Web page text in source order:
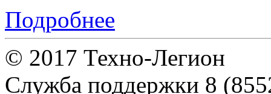
Подробнее
© 2017 Техно-Легион
Служба поддержки 8